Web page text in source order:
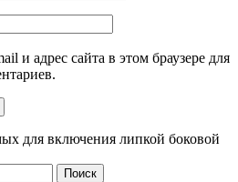
и адрес сайта в этом браузере для
для включения липкой боковой